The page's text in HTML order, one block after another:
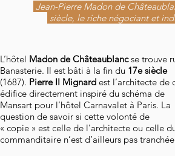
Jean-Pierre Madon de
siècle, le riche négociant et
L’hôtel Madon de Châteaublancse trouve
Banasterie. Il est bâti à la fin du 17e siècle
(1687). Pierre II Mignard est l’architecte de
édifice directement inspiré du schéma de
Mansart pour l’hôtel Carnavalet à Paris. La
question de savoir si cette volonté de
« copie » est celle de l’architecte ou celle
commanditaire n’est d’ailleurs pas